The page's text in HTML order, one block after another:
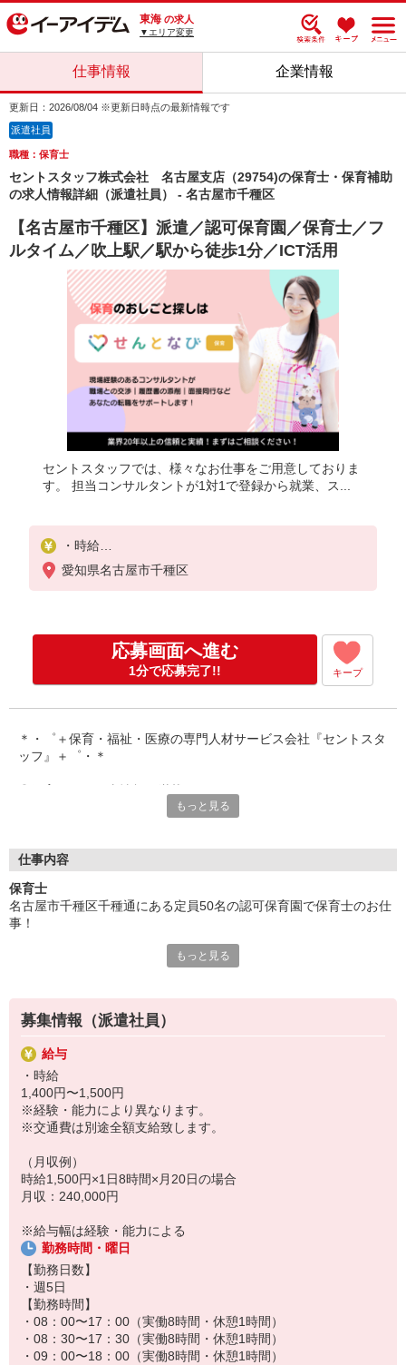
東海 の求人
▼エリア変更
仕事情報 企業情報
更新日：2026/08/04 ※更新日時点の最新情報です
派遣社員
職種：保育士
セントスタッフ株式会社 名古屋支店（29754)の保育士・保育補助
の求人情報詳細（派遣社員） - 名古屋市千種区
【名古屋市千種区】派遣／認可保育園／保育士／フ
ルタイム／吹上駅／駅から徒歩1分／ICT活用
セントスタッフでは、様々なお仕事をご用意しておりま
す。 担当コンサルタントが1対1で登録から就業、ス...
・時給
1,400円〜1,500円
※経験・能力により異なります。
（月収例）
時給1,500円×1日8時間×月20日の場合
月収：240,000円
愛知県名古屋市千種区
応募画面へ進む
1分で応募完了!! キープ
＊・゜＋保育・福祉・医療の専門人材サービス会社『セントスタ
ッフ』＋゜・＊
保育専門の人材サービスをしているからこそ、豊富な求人情報を
「短時間で探してる」「いずれ正職員になりたい！」
ネ！
もっと見る
仕事内容
保育士
名古屋市千種区千種通にある定員50名の認可保育園で保育士のお仕
事！
・食事／排泄／着脱の介助
・日々の遊びの提供
・指導計画（月案、週案、日案）の作成
・個別経過記録の作成
・保護者様対応・・・等
・クラス運営のサポート業務
・複数保育士でのクラス運営サポート（複数担任）
・障がい児保育のサポート（加配保育士）・・・等
・付随業務全般
・玩具や遊具の消毒
・保育活動の準備・・・等
もっと見る
募集情報（派遣社員）
給与
・時給
1,400円〜1,500円
※経験・能力により異なります。
※交通費は別途全額支給致します。
（月収例）
時給1,500円×1日8時間×月20日の場合
月収：240,000円
※給与幅は経験・能力による
勤務時間・曜日
【勤務日数】
・週5日
【勤務時間】
・08：00〜17：00（実働8時間・休憩1時間）
・08：30〜17：30（実働8時間・休憩1時間）
・09：00〜18：00（実働8時間・休憩1時間）